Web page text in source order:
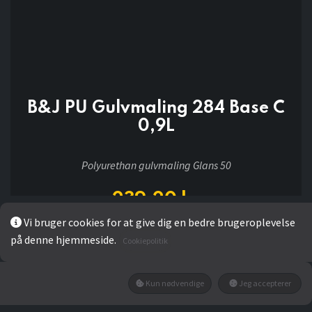
B&J PU Gulvmaling 284 Base C
0,9L
Polyurethan gulvmaling Glans 50
239,20kr
Add to wishlist
Ikke på lager
Vi bruger cookies for at give dig en bedre brugeroplevelse
på denne hjemmeside.
Cookiepolitik
Kun nødvendige Jeg accepterer